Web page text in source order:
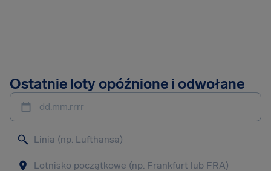
Ostatnie loty opóźnione i odwołane
dd.mm.rrrr